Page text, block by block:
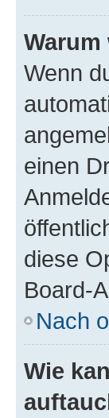
Wenn
einen
diese
Board-
Nach
Wie